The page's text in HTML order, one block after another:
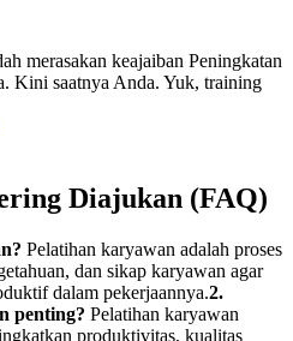
merasakan keajaiban Peningkatan
Kini saatnya Anda. Yuk, training
Diajukan (FAQ)
Pelatihan karyawan adalah proses
dan sikap karyawan agar
dalam pekerjaannya.2.
penting? Pelatihan karyawan
produktivitas, kualitas